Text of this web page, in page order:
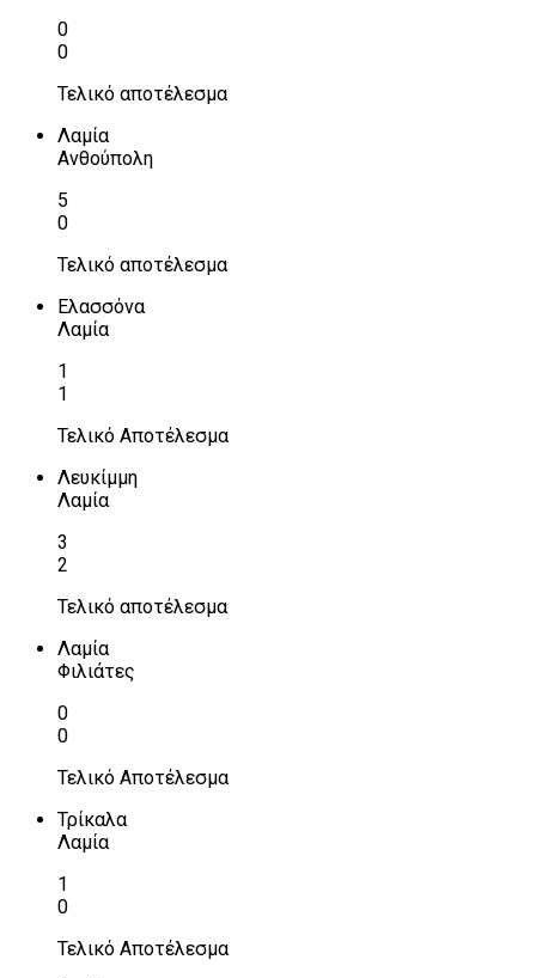
0
0
Τελικό αποτέλεσμα
Λαμία
Ανθούπολη
5
0
Τελικό αποτέλεσμα
Ελασσόνα
Λαμία
1
1
Τελικό Αποτέλεσμα
Λευκίμμη
Λαμία
3
2
Τελικό αποτέλεσμα
Λαμία
Φιλιάτες
0
0
Τελικό Αποτέλεσμα
Τρίκαλα
Λαμία
1
0
Τελικό Αποτέλεσμα